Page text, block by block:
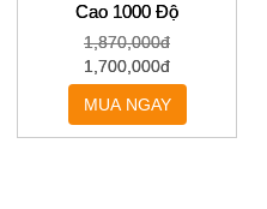
Cao 1000 Độ
1,870,000đ
1,700,000đ
MUA NGAY